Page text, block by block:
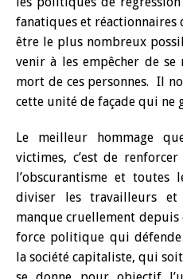
fanatiques et réactionnaires
être le plus nombreux
venir à les empêcher de
mort de ces personnes. Il
cette unité de façade qui ne
Le meilleur hommage
victimes, c’est de
l’obscurantisme et
diviser les travailleurs
manque cruellement depuis
force politique qui
la société capitaliste, qui